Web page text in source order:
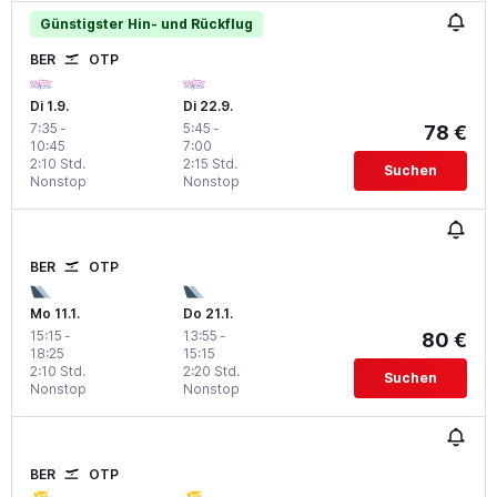
Günstigster Hin- und Rückflug
BER OTP
Di 1.9.
7:35 -
10:45
Nonstop
2:10 Std.
Di 22.9.
5:45 -
7:00
Nonstop
2:15 Std.
78 €
Suchen
BER OTP
Mo 11.1.
15:15 -
18:25
Nonstop
2:10 Std.
Do 21.1.
13:55 -
15:15
Nonstop
2:20 Std.
80 €
Suchen
BER OTP